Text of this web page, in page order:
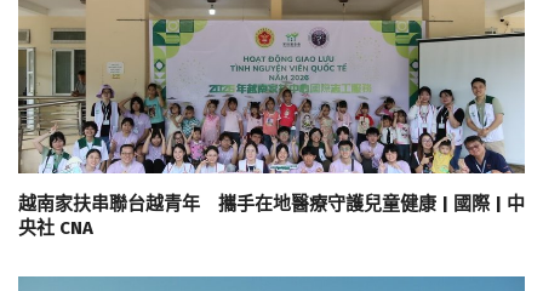
越南家扶串聯台越青年 攜手在地醫療守護兒童健康 | 國際 | 中
央社 CNA